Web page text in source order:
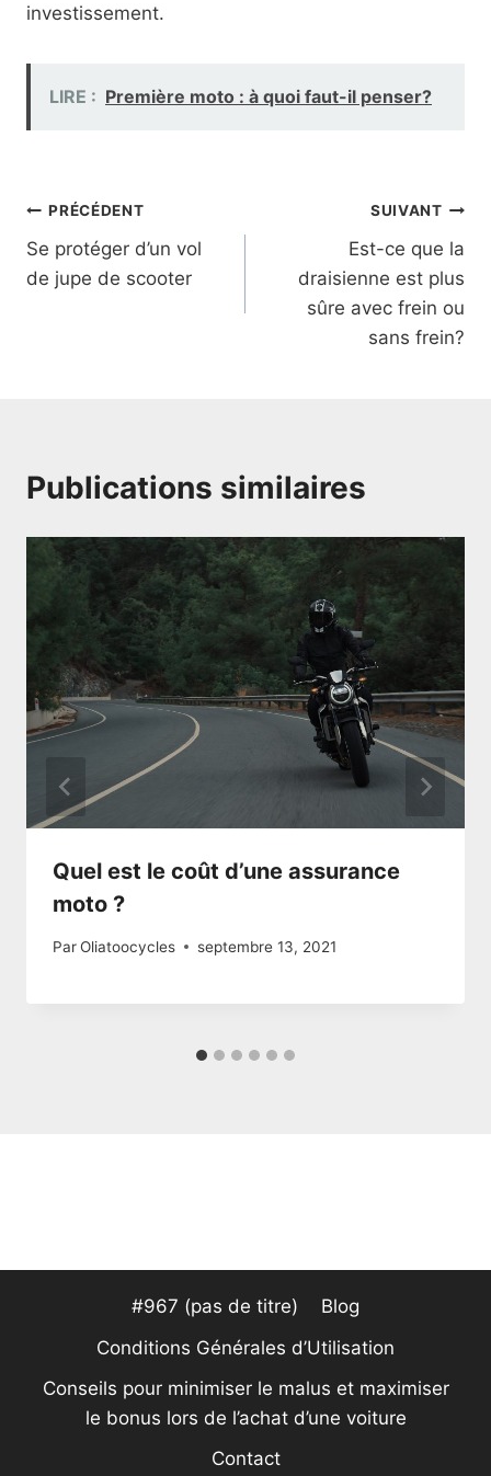
investissement.
LIRE : Première moto : à quoi faut-il penser?
Navigation
de
PRÉCÉDENT
Se protéger d’un vol
de jupe de scooter
SUIVANT
Est-ce que la
draisienne est plus
sûre avec frein ou
sans frein?
Publications similaires
Quel est le coût d’une assurance
moto ?
ParOliatoocycles septembre 13, 2021
#967 (pas de titre)
Blog
Conditions Générales d’Utilisation
Conseils pour minimiser le malus et maximiser
le bonus lors de l’achat d’une voiture
Contact